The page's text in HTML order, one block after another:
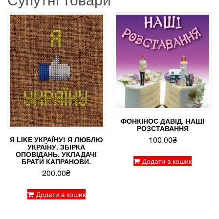
Я LIKE УКРАЇНУ! Я ЛЮБЛЮ
УКРАЇНУ. ЗБІРКА
ОПОВІДАНЬ. УКЛАДАЧІ
БРАТИ КАПРАНОВИ.
200.00₴
Додати в кошик
ФОНКІНОС ДАВІД. НАШІ
РОЗСТАВАННЯ
100.00₴
Додати в кошик